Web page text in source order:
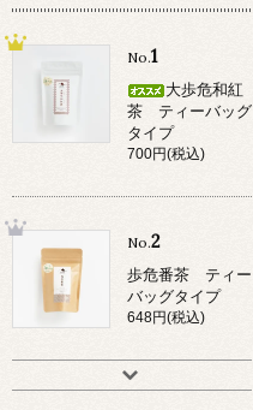
No.1
大歩危和紅
茶 ティーバッグ
タイプ
700円(税込)
No.2
歩危番茶 ティー
バッグタイプ
648円(税込)